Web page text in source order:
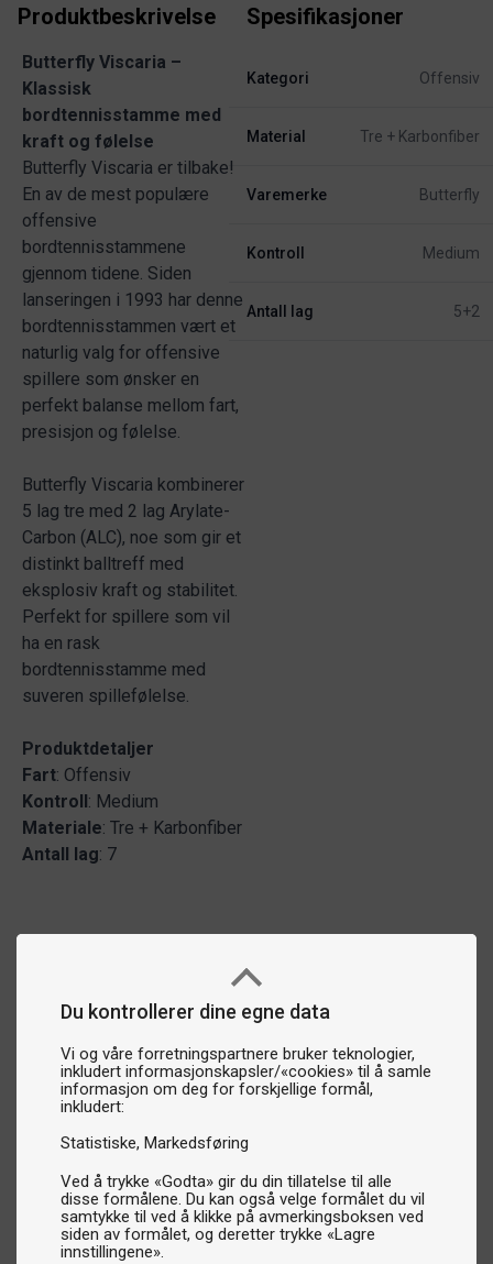
Du kontrollerer dine egne data
Vi og våre forretningspartnere bruker teknologier,
inkludert informasjonskapsler/«cookies» til å samle
informasjon om deg for forskjellige formål,
inkludert:
Statistiske Markedsføring
Ved å trykke «Godta» gir du din tillatelse til alle
disse formålene. Du kan også velge formålet du vil
samtykke til ved å klikke på avmerkingsboksen ved
siden av formålet, og deretter trykke «Lagre
innstillingene».
Produktbeskrivelse
Butterfly Viscaria –
Klassisk
bordtennisstamme med
kraft og følelse
Butterfly Viscaria er tilbake!
En av de mest populære
offensive
bordtennisstammene
gjennom tidene. Siden
lanseringen i 1993 har denne
bordtennisstammen vært et
naturlig valg for offensive
spillere som ønsker en
perfekt balanse mellom fart,
presisjon og følelse.
Butterfly Viscaria kombinerer
5 lag tre med 2 lag Arylate-
Carbon (ALC), noe som gir et
distinkt balltreff med
eksplosiv kraft og stabilitet.
Perfekt for spillere som vil
ha en rask
bordtennisstamme med
suveren spillefølelse.
Produktdetaljer
Fart: Offensiv
Kontroll: Medium
Materiale: Tre + Karbonfiber
Antall lag: 7
Spesifikasjoner
Kategori Offensiv
Material Tre + Karbonfiber
Varemerke Butterfly
Kontroll Medium
Antall lag 5+2